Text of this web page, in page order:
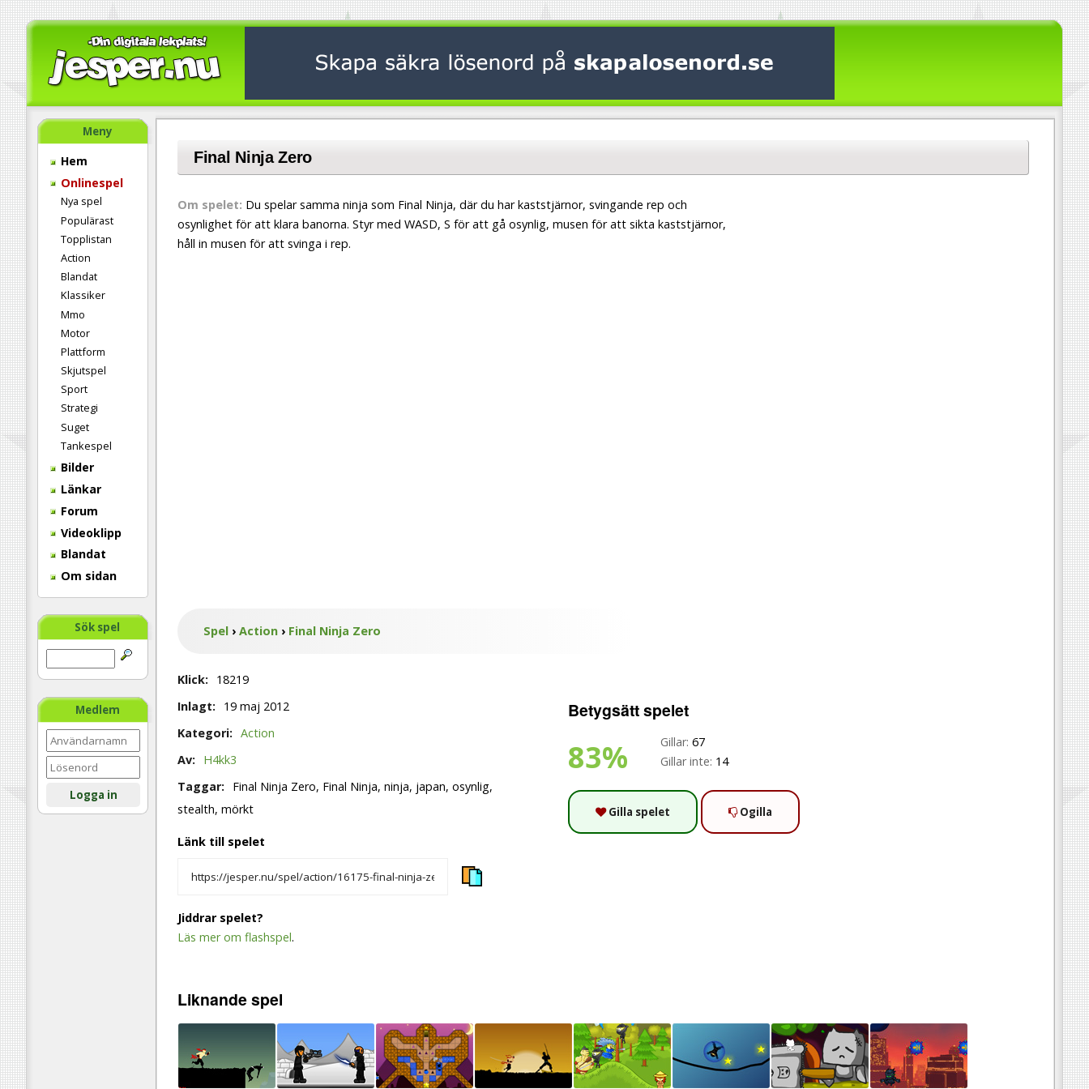
Meny
Hem
Onlinespel
Nya spel
Populärast
Topplistan
Action
Blandat
Klassiker
Mmo
Motor
Plattform
Skjutspel
Sport
Strategi
Suget
Tankespel
Bilder
Länkar
Forum
Videoklipp
Blandat
Om sidan
Sök spel
Medlem
Logga in
Final Ninja Zero
Om spelet: Du spelar samma ninja som Final Ninja, där du har kaststjärnor, svingande rep och
osynlighet för att klara banorna. Styr med WASD, S för att gå osynlig, musen för att sikta kaststjärnor,
håll in musen för att svinga i rep.
Spel › Action › Final Ninja Zero
Betygsätt spelet
83% Gillar: 67
Gillar inte: 14
Gilla spelet Ogilla
Klick:
18219
Inlagt:
19 maj 2012
Kategori: Action
Av:
H4kk3
Taggar:
Final Ninja Zero, Final Ninja, ninja, japan, osynlig,
stealth, mörkt
Länk till spelet
Jiddrar spelet?
Läs mer om flashspel.
Liknandespel